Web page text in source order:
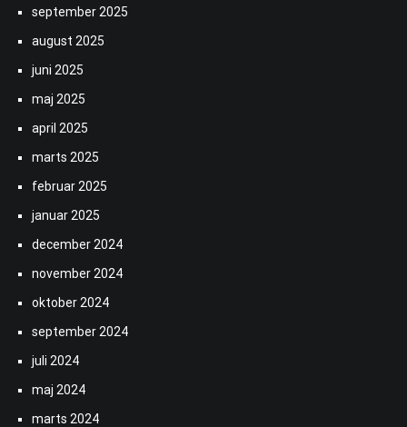
september 2025
august 2025
juni 2025
maj 2025
april 2025
marts 2025
februar 2025
januar 2025
december 2024
november 2024
oktober 2024
september 2024
juli 2024
maj 2024
marts 2024